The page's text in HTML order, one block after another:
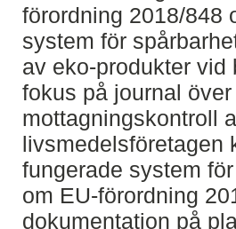
förordning 2018/848
system för
av eko-produkter vid
fokus på journal
mottagningskontroll
livsmedelsföretagen
fungerade system
om EU-förordning
dokumentation på